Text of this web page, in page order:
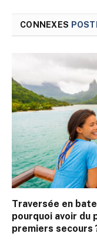
CONNEXES
Traversée en
pourquoi avoir du
premiers secours